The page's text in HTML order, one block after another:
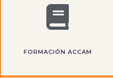
FORMACIÓN ACCAM